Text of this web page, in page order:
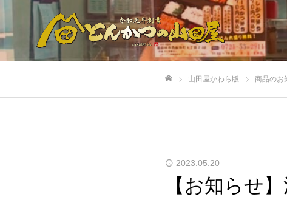
山田屋かわら版 商品のお
2023.05.20
【お知らせ